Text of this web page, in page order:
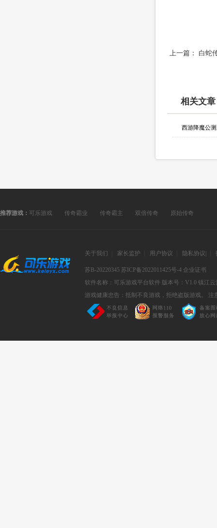
上一篇： 白蛇
相关文章
西游降魔公
推荐游戏： 可乐游戏 传奇霸业 传奇霸主 双倍传奇 原始传奇
关于我们 家长监护 用户协议 隐私协议
苏B-20220345 苏ICP备2022011425号-4 企业证书
软件名称：可乐游戏平台软件 版本号：V1.0 镇江云
游戏健康忠告：抵制不良游戏，拒绝盗版游戏。